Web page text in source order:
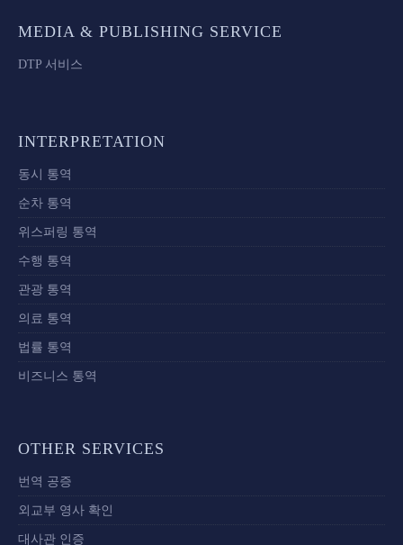
MEDIA & PUBLISHING SERVICE
DTP 서비스
INTERPRETATION
동시 통역
순차 통역
위스퍼링 통역
수행 통역
관광 통역
의료 통역
법률 통역
비즈니스 통역
OTHER SERVICES
번역 공증
외교부 영사 확인
대사관 인증